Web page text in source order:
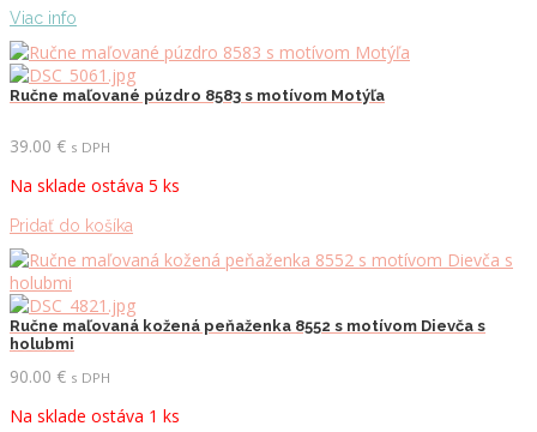
Viac info
Ručne maľované púzdro 8583 s motívom Motýľa
39.00 € s DPH
Na sklade ostáva 5 ks
Pridať do košíka
Ručne maľovaná kožená peňaženka 8552 s motívom Dievča s
holubmi
90.00 € s DPH
Na sklade ostáva 1 ks